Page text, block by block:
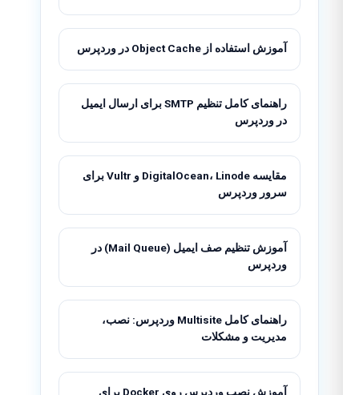
آموزش استفاده از Object Cache در وردپرس
راهنمای کامل تنظیم SMTP برای ارسال ایمیل
در وردپرس
مقایسه DigitalOcean، Linode و Vultr برای
سرور وردپرس
آموزش تنظیم صف ایمیل (Mail Queue) در
وردپرس
راهنمای کامل Multisite وردپرس: نصب،
مدیریت و مشکلات
آموزش نصب وردپرس روی Docker برای